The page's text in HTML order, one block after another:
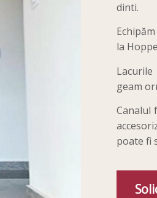
dinti.
la
geam
Canalul
poate fi